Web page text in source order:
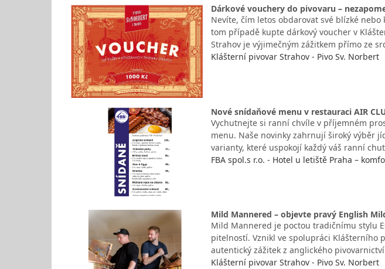
Dárkové vouchery do pivovaru –
Nevíte, čím letos obdarovat své blízké
tom případě kupte dárkový voucher v
Strahov je výjimečným zážitkem přímo ze
Klášterní pivovar Strahov - Pivo Sv. Norbert
Nové snídaňové menu v restauraci AIR
Vychutnejte si ranní chvíle v příjemném
menu. Naše novinky zahrnují široký výběr
varianty, které uspokojí každý váš ranní
FBA spol.s r.o. - Hotel u letiště Praha –
Mild Mannered – objevte pravý English
Mild Mannered je poctou tradičnímu stylu
pitelností. Vznikl ve spolupráci Klášterního
autentický zážitek z anglického
Klášterní pivovar Strahov - Pivo Sv. Norbert